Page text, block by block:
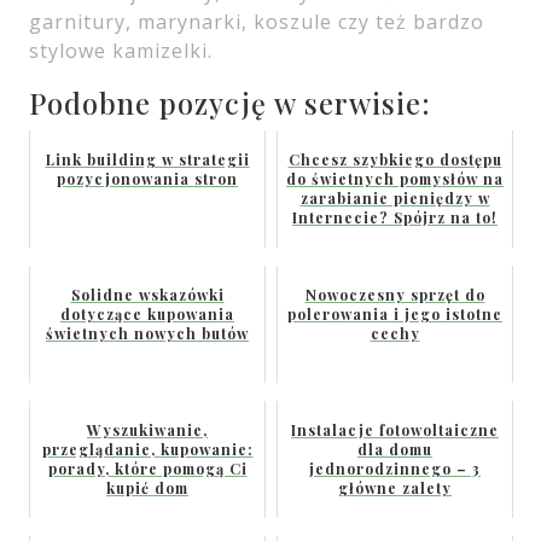
garnitury, marynarki, koszule czy też bardzo
stylowe kamizelki.
Podobne pozycję w serwisie:
Link building w strategii
pozycjonowania stron
Chcesz szybkiego dostępu
do świetnych pomysłów na
zarabianie pieniędzy w
Internecie? Spójrz na to!
Solidne wskazówki
dotyczące kupowania
świetnych nowych butów
Nowoczesny sprzęt do
polerowania i jego istotne
cechy
Wyszukiwanie,
przeglądanie, kupowanie:
porady, które pomogą Ci
kupić dom
Instalacje fotowoltaiczne
dla domu
jednorodzinnego – 3
główne zalety